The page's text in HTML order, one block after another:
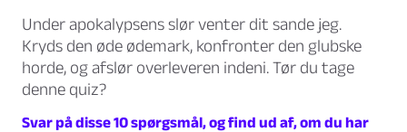
Under apokalypsens slør venter dit sande jeg.
Kryds den øde ødemark, konfronter den glubske
horde, og afslør overleveren indeni. Tør du tage
denne quiz?
Svar på disse 10 spørgsmål, og find ud af, om du har